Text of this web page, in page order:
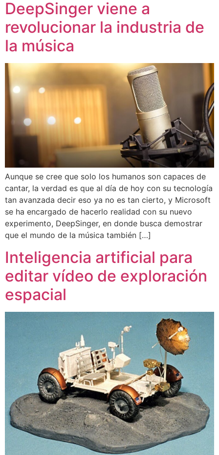
DeepSinger viene a
revolucionar la industria de
la música
Aunque se cree que solo los humanos son capaces de
cantar, la verdad es que al día de hoy con su tecnología
tan avanzada decir eso ya no es tan cierto, y Microsoft
se ha encargado de hacerlo realidad con su nuevo
experimento, DeepSinger, en donde busca demostrar
que el mundo de la música también […]
Inteligencia artificial para
editar vídeo de exploración
espacial